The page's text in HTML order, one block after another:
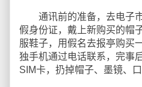
通讯前的准备，去电子市
假身份证，戴上新购买的帽
服鞋子，用假名去报亭购买
独手机通过电话联系，完事
SIM卡，扔掉帽子、墨镜、